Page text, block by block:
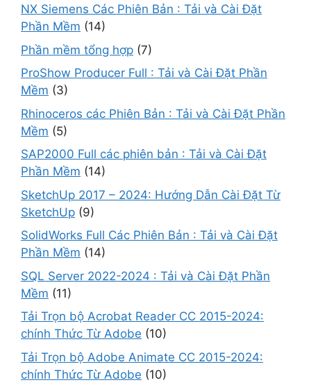
NX Siemens Các Phiên Bản : Tải và Cài Đặt
Phần Mềm (14)
Phần mềm tổng hợp (7)
ProShow Producer Full : Tải và Cài Đặt Phần
Mềm (3)
Rhinoceros các Phiên Bản : Tải và Cài Đặt Phần
Mềm (5)
SAP2000 Full các phiên bản : Tải và Cài Đặt
Phần Mềm (14)
SketchUp 2017 – 2024: Hướng Dẫn Cài Đặt Từ
SketchUp (9)
SolidWorks Full Các Phiên Bản : Tải và Cài Đặt
Phần Mềm (14)
SQL Server 2022-2024 : Tải và Cài Đặt Phần
Mềm (11)
Tải Trọn bộ Acrobat Reader CC 2015-2024:
chính Thức Từ Adobe (10)
Tải Trọn bộ Adobe Animate CC 2015-2024:
chính Thức Từ Adobe (10)